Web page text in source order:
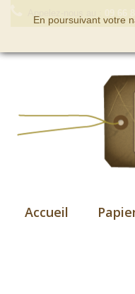
Accueil
En poursuivant votre